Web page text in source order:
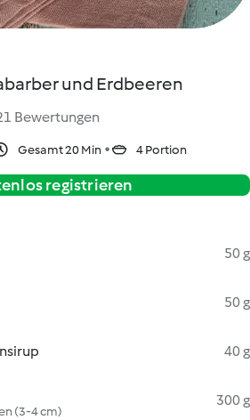
und Erdbeeren
Bewertungen
Gesamt 20 Min 4 Portion
registrieren
50 g
50 g
40 g
(3-4 cm)
300 g